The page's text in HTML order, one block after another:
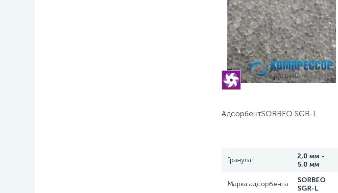
АдсорбентSORBEO SGR-L
Гранулат
2,0 мм -
5,0 мм
Марка адсорбента
SORBEO
SGR-L